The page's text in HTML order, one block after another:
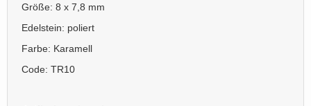
Größe: 8 x 7,8 mm
Edelstein: poliert
Farbe: Karamell
Code: TR10